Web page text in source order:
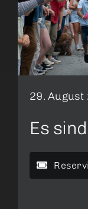
29. August
Es